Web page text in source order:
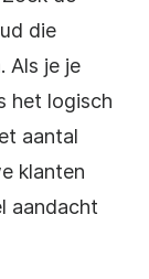
die
Als je je
het logisch
aantal
klanten
aandacht